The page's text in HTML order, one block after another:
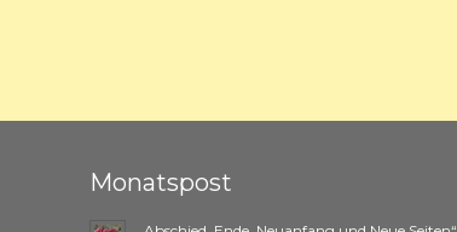
Monatspost